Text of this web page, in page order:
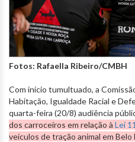
Fotos: Rafaella Ribeiro/CMBH
Com início tumultuado, a
Habitação, Igualdade Racial e
quarta-feira (20/8) audiência
dos carroceiros em relação à Lei
veículos de tração animal em